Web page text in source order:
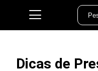
Dicas de